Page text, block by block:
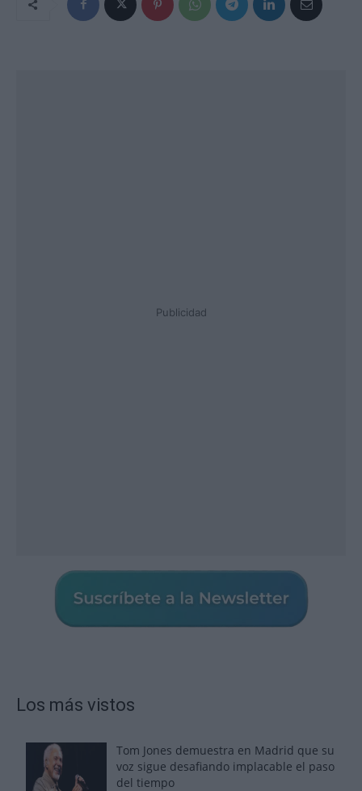
Publicidad
Los más vistos
Tom Jones demuestra en Madrid que su
voz sigue desafiando implacable el paso
del tiempo